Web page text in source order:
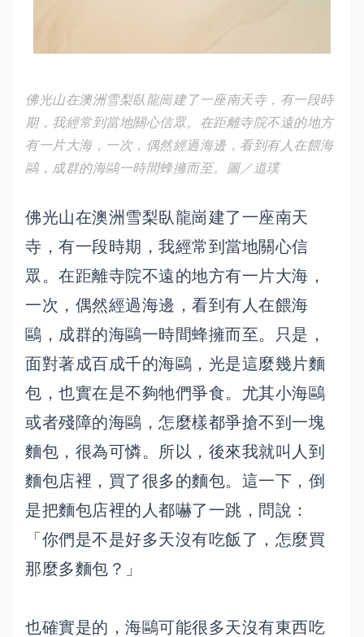
佛光山在澳洲雪梨臥龍崗建了一座南天寺，有一段時
期，我經常到當地關心信眾。在距離寺院不遠的地方
有一片大海，一次，偶然經過海邊，看到有人在餵海
鷗，成群的海鷗一時間蜂擁而至。圖／道璞
佛光山在澳洲雪梨臥龍崗建了一座南天
寺，有一段時期，我經常到當地關心信
眾。在距離寺院不遠的地方有一片大海，
一次，偶然經過海邊，看到有人在餵海
鷗，成群的海鷗一時間蜂擁而至。只是，
面對著成百成千的海鷗，光是這麼幾片麵
包，也實在是不夠牠們爭食。尤其小海鷗
或者殘障的海鷗，怎麼樣都爭搶不到一塊
麵包，很為可憐。所以，後來我就叫人到
麵包店裡，買了很多的麵包。這一下，倒
是把麵包店裡的人都嚇了一跳，問說：
「你們是不是好多天沒有吃飯了，怎麼買
那麼多麵包？」
也確實是的，海鷗可能很多天沒有東西吃